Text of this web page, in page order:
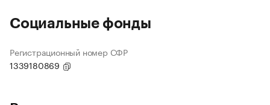
Социальные фонды
Регистрационный номер СФР
1339180869